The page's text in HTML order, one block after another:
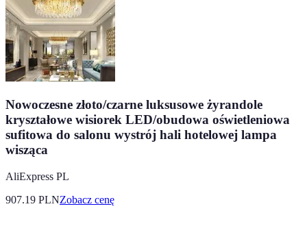
Nowoczesne złoto/czarne luksusowe żyrandole
kryształowe wisiorek LED/obudowa oświetleniowa
sufitowa do salonu wystrój hali hotelowej lampa
wisząca
AliExpress PL
907.19 PLNZobacz cenę